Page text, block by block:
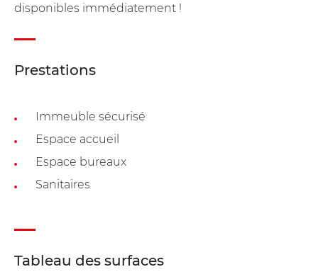
disponibles immédiatement !
Prestations
Immeuble sécurisé
Espace accueil
Espace bureaux
Sanitaires
Tableau des surfaces